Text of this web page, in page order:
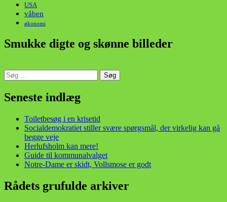
USA
våben
økonomi
Smukke digte og skønne billeder
Søg
efter:
Seneste indlæg
Toiletbesøg i en krisetid
Socialdemokratiet stiller svære spørgsmål, der virkelig kan gå
begge veje
Herlufsholm kan mere!
Guide til kommunalvalget
Notre-Dame er skidt, Vollsmose er godt
Rådets grufulde arkiver